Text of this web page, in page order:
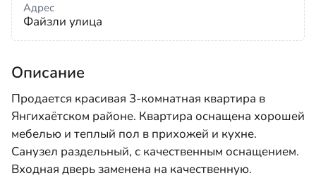
Адрес
Файзли улица
Описание
Продается красивая 3-комнатная квартира в
Янгихаётском районе. Квартира оснащена хорошей
мебелью и теплый пол в прихожей и кухне.
Санузел раздельный, с качественным оснащением.
Входная дверь заменена на качественную.